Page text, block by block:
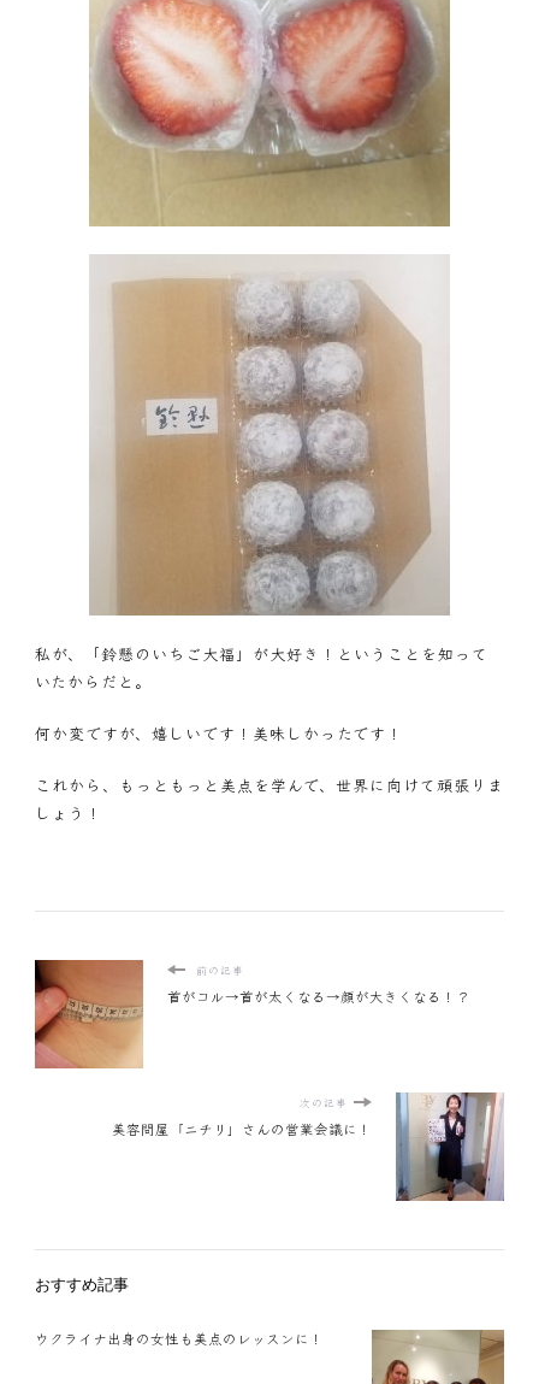
私が、「鈴懸のいちご大福」が大好き！ということを知って
いたからだと。
何か変ですが、嬉しいです！美味しかったです！
これから、もっともっと美点を学んで、世界に向けて頑張りま
しょう！
前の記事
首がコル→首が太くなる→顔が大きくなる！？
次の記事
美容問屋「ニチリ」さんの営業会議に！
おすすめ記事
ウクライナ出身の女性も美点のレッスンに！